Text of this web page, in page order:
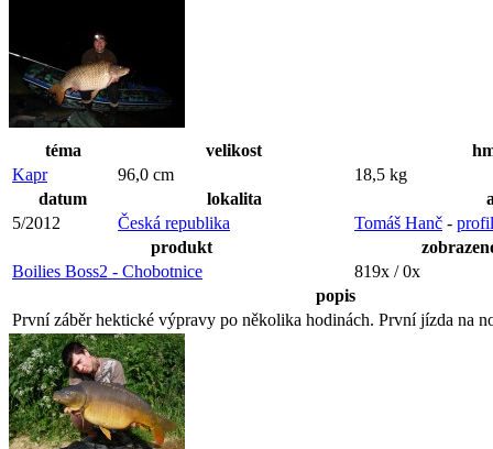
téma velikost
Kapr
96,0 cm
18,5 kg
datum
lokalita
5/2012
Česká republika Tomáš Hanč - profil
produkt
Boilies Boss2 - Chobotnice
819x / 0x
popis
První záběr hektické výpravy po několika hodinách. První jízda na